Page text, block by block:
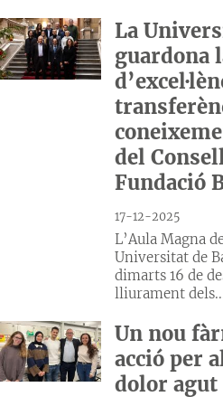
La
guardona
del
Fundació
17-12-2025
L’Aula Magna
Universitat de
dimarts 16 de
lliurament
Un nou
acció per
dolor